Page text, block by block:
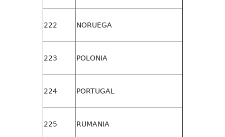
222 NORUEGA
223 POLONIA
224 PORTUGAL
225 RUMANIA